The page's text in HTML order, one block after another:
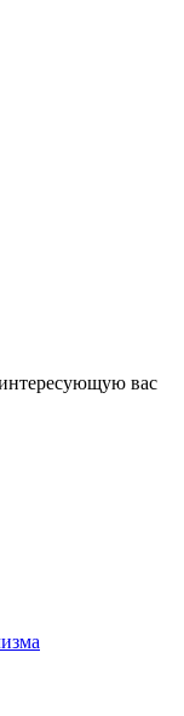
вас